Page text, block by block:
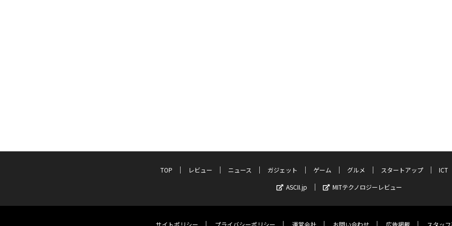
TOP レビュー ニュース ガジェット ゲーム グルメ スタートアップ ICT
ASCII.jp
MITテクノロジーレビュー